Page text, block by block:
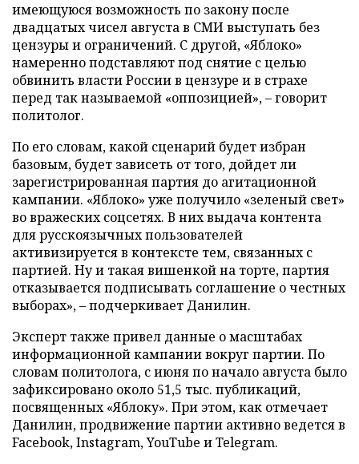
имеющуюся возможность по закону после
двадцатых чисел августа в СМИ выступать без
цензуры и ограничений. С другой, «Яблоко»
намеренно подставляют под снятие с целью
обвинить власти России в цензуре и в страхе
перед так называемой «оппозицией», – говорит
политолог.
По его словам, какой сценарий будет избран
базовым, будет зависеть от того, дойдет ли
зарегистрированная партия до агитационной
кампании. «Яблоко» уже получило «зеленый свет»
во вражеских соцсетях. В них выдача контента
для русскоязычных пользователей
активизируется в контексте тем, связанных с
партией. Ну и такая вишенкой на торте, партия
отказывается подписывать соглашение о честных
выборах», – подчеркивает Данилин.
Эксперт также привел данные о масштабах
информационной кампании вокруг партии. По
словам политолога, с июня по начало августа было
зафиксировано около 51,5 тыс. публикаций,
посвященных «Яблоку». При этом, как отмечает
Данилин, продвижение партии активно ведется в
Facebook, Instagram, YouTube и Telegram.